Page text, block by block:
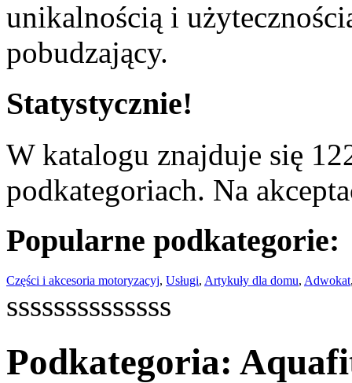
unikalnością i
pobudzający.
Statystycznie!
W katalogu znajduje się
podkategoriach. Na
Popularne podkategorie:
Części i akcesoria motoryzacyj, Usługi, Artykuły dla domu, Adwokat
ssssssssssssss
Podkategoria: